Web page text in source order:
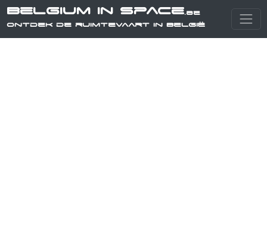
Belgium in Space.be
Ontdek de ruimtevaart in België